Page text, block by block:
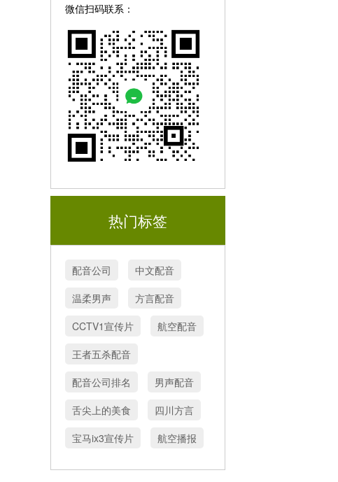
微信扫码联系：
热门标签
配音公司
中文配音
温柔男声
方言配音
CCTV1宣传片
航空配音
王者五杀配音
配音公司排名
男声配音
舌尖上的美食
四川方言
宝马ix3宣传片
航空播报